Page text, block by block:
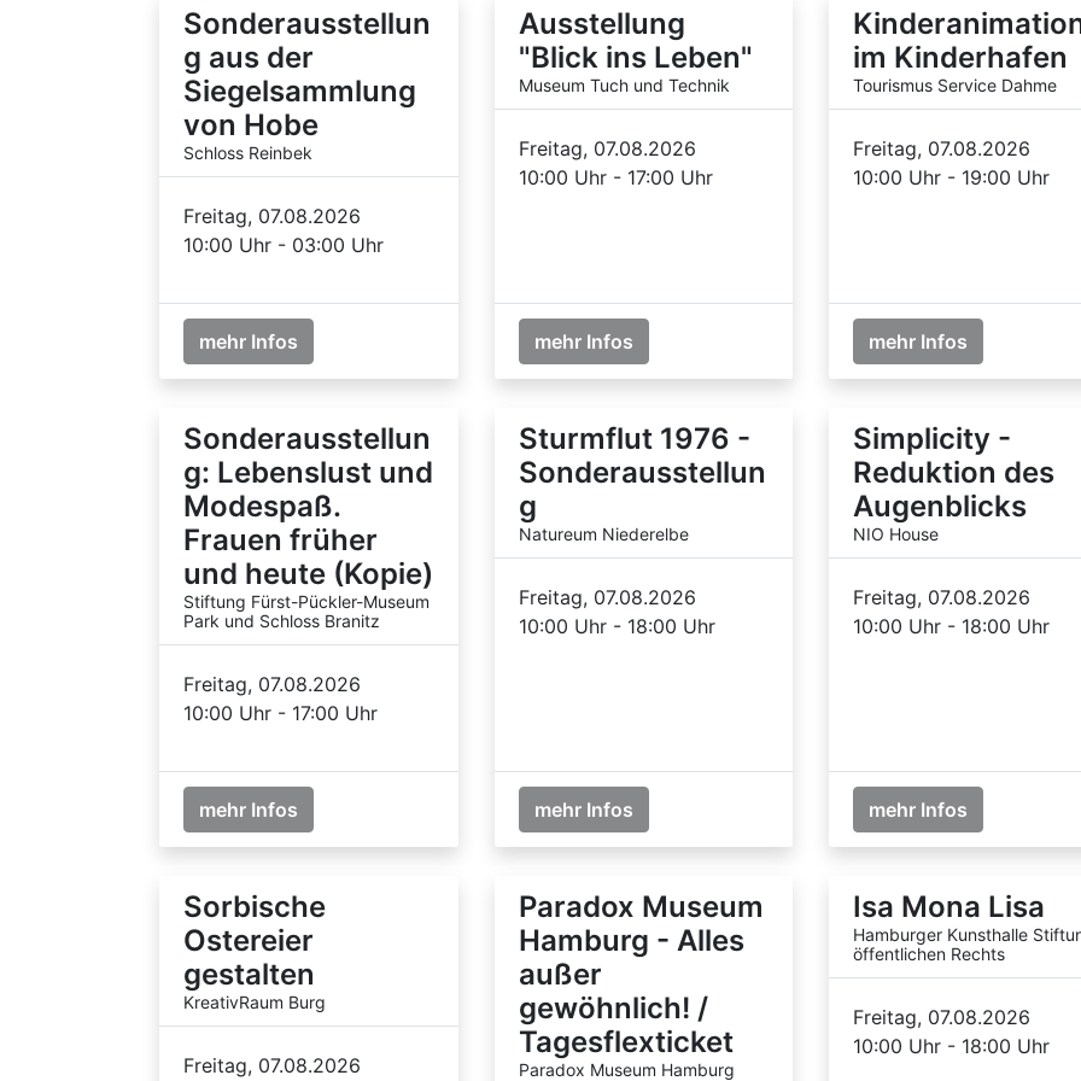
Sonderausstellun
g aus der
Siegelsammlung
von Hobe
Schloss Reinbek
Freitag, 07.08.2026
10:00 Uhr - 03:00 Uhr
mehr Infos
Ausstellung
"Blick ins Leben"
Museum Tuch und Technik
Freitag, 07.08.2026
10:00 Uhr - 17:00 Uhr
mehr Infos
im Kinderhafen
Tourismus Service Dahme
Freitag, 07.08.2026
10:00 Uhr - 19:00 Uhr
mehr Infos
Sonderausstellun
g: Lebenslust und
Modespaß.
Frauen früher
und heute (Kopie)
Stiftung Fürst-Pückler-Museum
Park und Schloss Branitz
Freitag, 07.08.2026
10:00 Uhr - 17:00 Uhr
mehr Infos
Sturmflut 1976 -
Sonderausstellun
g
Natureum Niederelbe
Freitag, 07.08.2026
10:00 Uhr - 18:00 Uhr
mehr Infos
Simplicity -
Reduktion des
Augenblicks
NIO House
Freitag, 07.08.2026
10:00 Uhr - 18:00 Uhr
mehr Infos
Sorbische
Ostereier
gestalten
KreativRaum Burg
Freitag, 07.08.2026
Paradox Museum
Hamburg - Alles
außer
gewöhnlich! /
Tagesflexticket
Paradox Museum Hamburg
Isa Mona Lisa
Hamburger Kunsthalle
öffentlichen Rechts
Freitag, 07.08.2026
10:00 Uhr - 18:00 Uhr